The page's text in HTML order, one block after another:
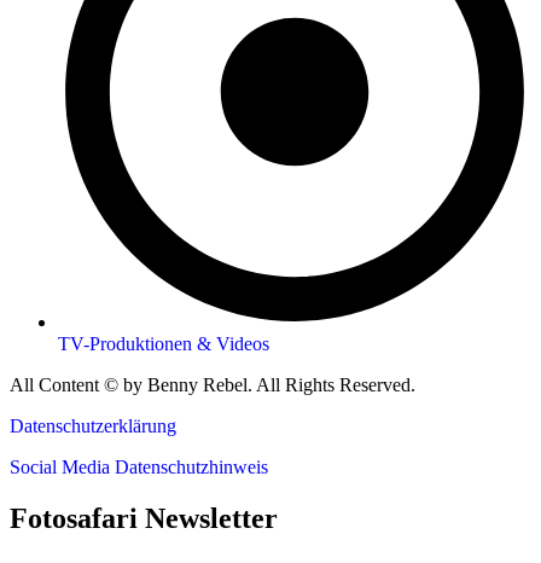
TV-Produktionen & Videos
All Content © by Benny Rebel. All Rights Reserved.
Datenschutzerklärung
Social Media Datenschutzhinweis
Fotosafari Newsletter